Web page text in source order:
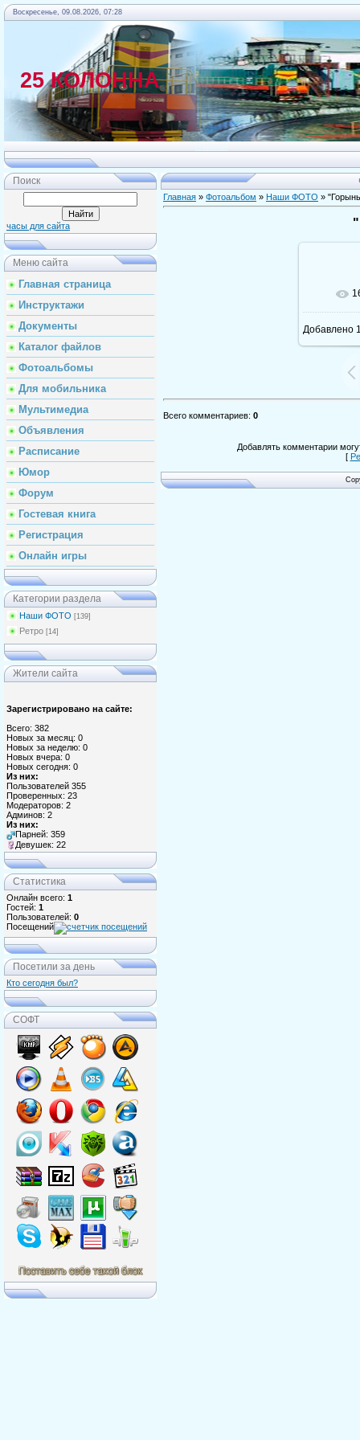
Воскресенье, 09.08.2026, 07:28
25 КОЛОННА
Поиск
часы для сайта
Меню сайта
Главная страница
Инструктажи
Документы
Каталог файлов
Фотоальбомы
Для мобильника
Мультимедиа
Объявления
Расписание
Юмор
Форум
Гостевая книга
Регистрация
Онлайн игры
Категории раздела
Наши ФОТО [139]
Ретро [14]
Жители сайта
Зарегистрировано на сайте:
Всего: 382
Новых за месяц: 0
Новых за неделю: 0
Новых вчера: 0
Новых сегодня: 0
Из них:
Пользователей 355
Проверенных: 23
Модераторов: 2
Админов: 2
Из них:
Парней: 359
Девушек: 22
Статистика
Онлайн всего: 1
Гостей: 1
Пользователей: 0
Посещений
Посетили за день
Кто сегодня был?
СОФТ
Главная » Фотоальбом » Наши ФОТО »
Добавлено
Всего комментариев: 0
Добавлять комментарии
[